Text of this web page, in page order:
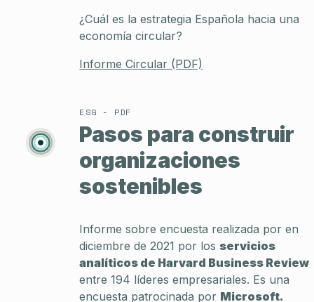
¿Cuál es la estrategia Española hacia una
economía circular?
Informe Circular (PDF)
ESG - PDF
Pasos para construir
organizaciones
sostenibles
Informe sobre encuesta realizada por en
diciembre de 2021 por los servicios
analíticos de Harvard Business Review
entre 194 líderes empresariales. Es una
encuesta patrocinada por Microsoft.